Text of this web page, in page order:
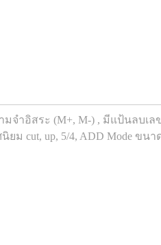
จำอิสระ (M+, M-) , มีแป้นลบเ
up, 5/4, ADD Mode ขนาด